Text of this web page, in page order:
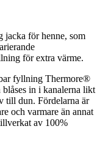
jacka för henne, som
för extra värme.
fyllning Thermore®
in i kanalerna likt
till dun. Fördelarna är
och varmare än annat
av 100%